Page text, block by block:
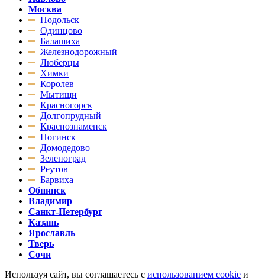
Москва
Подольск
Одинцово
Балашиха
Железнодорожный
Люберцы
Химки
Королев
Мытищи
Красногорск
Долгопрудный
Краснознаменск
Ногинск
Домодедово
Зеленоград
Реутов
Барвиха
Обнинск
Владимир
Санкт-Петербург
Казань
Ярославль
Тверь
Сочи
Используя сайт, вы соглашаетесь с использованием cookie и